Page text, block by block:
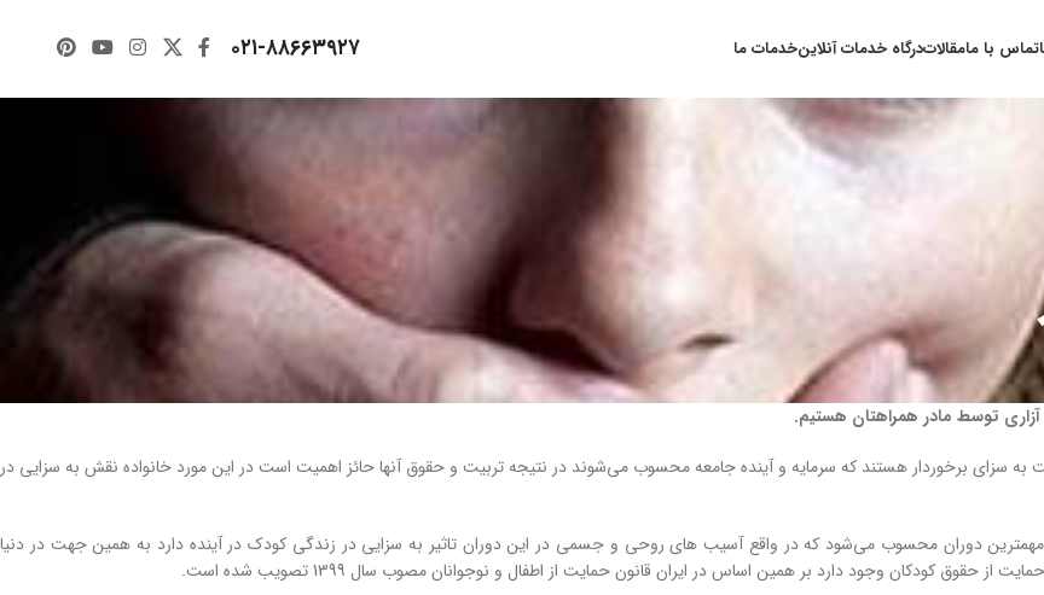
تماس با مامقالاتدرگاه خدمات آنلاینخدمات ما ۰۲۱-۸۸۶۶۳۹۲۷
توسط مادر همراهتان هستیم.
به سزای برخوردار هستند که سرمایه و آینده جامعه محسوب می‌شوند در نتیجه تربیت و حقوق آنها حائز اهمیت است در این مورد خانواده نقش به سزایی در
مهمترین دوران محسوب می‌شود که در واقع آسیب های روحی و جسمی در این دوران تاثیر به سزایی در زندگی کودک در آینده دارد به همین جهت در دنیا
از حقوق کودکان وجود دارد بر همین اساس در ایران قانون حمایت از اطفال و نوجوانان مصوب سال 1399 تصویب شده است.